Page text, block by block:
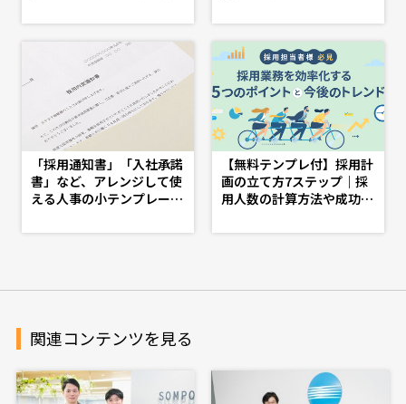
想の人事へ、ショートカッ
j）- 理想の人事へ、ショー
トカット
「採用通知書」「入社承諾
書」など、アレンジして使
える人事の小テンプレート
j）- 理想の人事へ、ショー
【無料テンプレ付】採用計
画の立て方7ステップ｜採
用人数の計算方法や成功の
事ジャーナル - 理想の人事
関連コンテンツを見る